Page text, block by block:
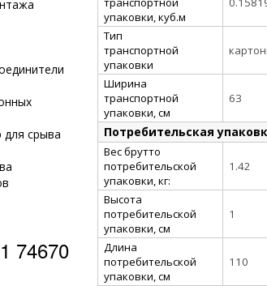
срыва
74670
упаковки, куб.м
Тип
транспортной
упаковки
Ширина
транспортной
упаковки, см
63
Потребительская
Вес брутто
потребительской
упаковки, кг:
1.42
Высота
потребительской
упаковки, см
1
Длина
потребительской
упаковки, см
110